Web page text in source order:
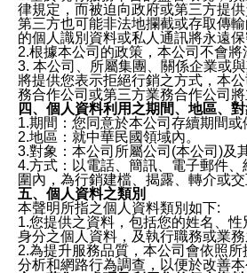
律規定，而被迫向政府或第三方提供
第三方也可能非法地攔截或存取傳
的個人識別資料或私人通訊將永遠保
2.根據本公司的政策，本公司不會
3. 本公司、所屬集團、關係企業或
將提供您表示拒絕行銷之方式，本
務合作公司或第三方業務合作公司
四、個人資料利用之期間、地區、
1.期間：您同意於本公司存續期間
2.地區：就中華民國領域內。
3.對象：本公司所屬公司(本公司)及
4.方式：以電話、簡訊、電子郵件
圍內，為行銷建檔、揭露、轉介或
五、個人資料之類別
本聲明所指之個人資料類別如下:
1.您提供之資料，包括您的姓名、
身分之個人資料，及執行職務或業
2.為提升服務品質，本公司會依照
分析和網路行為調查，以便於改善